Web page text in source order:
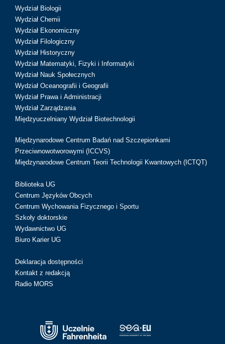
Wydział Biologii
Wydział Chemii
Wydział Ekonomiczny
Wydział Filologiczny
Wydział Historyczny
Wydział Matematyki, Fizyki i Informatyki
Wydział Nauk Społecznych
Wydział Oceanografii i Geografii
Wydział Prawa i Administracji
Wydział Zarządzania
Międzyuczelniany Wydział Biotechnologii
Międzynarodowe Centrum Badań nad Szczepionkami
Przeciwnowotworowymi (ICCVS)
Międzynarodowe Centrum Teorii Technologii Kwantowych (ICTQT)
Biblioteka UG
Centrum Języków Obcych
Centrum Wychowania Fizycznego i Sportu
Szkoły doktorskie
Wydawnictwo UG
Biuro Karier UG
Deklaracja dostępności
Kontakt z redakcją
Radio MORS